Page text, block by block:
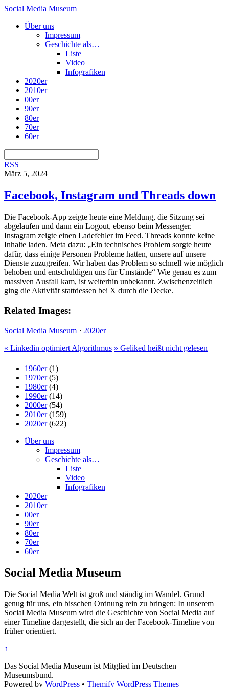
Social Media Museum
Über uns
Impressum
Geschichte als…
Liste
Video
Infografiken
2020er
2010er
00er
90er
80er
70er
60er
RSS
März 5, 2024
Facebook, Instagram und Threads down
Die Facebook-App zeigte heute eine Meldung, die Sitzung sei
abgelaufen und dann ein Logout, ebenso beim Messenger.
Instagram zeigte einen Ladefehler im Feed. Threads konnte keine
Inhalte laden. Meta dazu: „Ein technisches Problem sorgte heute
dafür, dass einige Personen Probleme hatten, unsere auf unsere
Dienste zuzugreifen. Wir haben das Problem so schnell wie möglich
behoben und entschuldigen uns für Umstände“ Wie genau es zum
massiven Ausfall kam, ist weiterhin unbekannt. Zwischenzeitlich
ging die Aktivität stattdessen bei X durch die Decke.
Related Images:
Social Media Museum ⋅ 2020er
« Linkedin optimiert Algorithmus » Geliked heißt nicht gelesen
1960er(1)
1970er(5)
1980er(4)
1990er(14)
2000er(54)
2010er(159)
2020er(622)
Über uns
Impressum
Geschichte als…
Liste
Video
Infografiken
2020er
2010er
00er
90er
80er
70er
60er
Social Media Museum
Die Social Media Welt ist groß und ständig im Wandel. Grund
genug für uns, ein bisschen Ordnung rein zu bringen: In unserem
Social Media Museum wird die Geschichte von Social Media auf
einer Timeline dargestellt, die sich an der Facebook-Timeline von
früher orientiert.
↑
Das Social Media Museum ist Mitglied im Deutschen
Museumsbund.
Powered by WordPress • Themify WordPress Themes